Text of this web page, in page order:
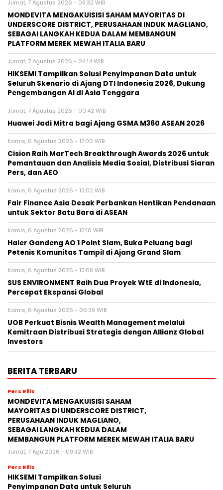
Jumat, 7 Agustus 2026 - 09:32 WIB
MONDEVITA MENGAKUISISI SAHAM MAYORITAS DI
UNDERSCORE DISTRICT, PERUSAHAAN INDUK MAGLIANO,
SEBAGAI LANGKAH KEDUA DALAM MEMBANGUN
PLATFORM MEREK MEWAH ITALIA BARU
Jumat, 7 Agustus 2026 - 04:14 WIB
HIKSEMI Tampilkan Solusi Penyimpanan Data untuk
Seluruh Skenario di Ajang DTI Indonesia 2026, Dukung
Pengembangan AI di Asia Tenggara
Jumat, 7 Agustus 2026 - 00:42 WIB
Huawei Jadi Mitra bagi Ajang GSMA M360 ASEAN 2026
Kamis, 6 Agustus 2026 - 17:00 WIB
Cision Raih MarTech Breakthrough Awards 2026 untuk
Pemantauan dan Analisis Media Sosial, Distribusi Siaran
Pers, dan AEO
Kamis, 6 Agustus 2026 - 13:02 WIB
Fair Finance Asia Desak Perbankan Hentikan Pendanaan
untuk Sektor Batu Bara di ASEAN
Kamis, 6 Agustus 2026 - 12:10 WIB
Haier Gandeng AO 1 Point Slam, Buka Peluang bagi
Petenis Komunitas Tampil di Ajang Grand Slam
Kamis, 6 Agustus 2026 - 12:08 WIB
SUS ENVIRONMENT Raih Dua Proyek WtE di Indonesia,
Percepat Ekspansi Global
Kamis, 6 Agustus 2026 - 06:39 WIB
UOB Perkuat Bisnis Wealth Management melalui
Kemitraan Distribusi Strategis dengan Allianz Global
Investors
BERITA TERBARU
Pers Rilis
MONDEVITA MENGAKUISISI SAHAM
MAYORITAS DI UNDERSCORE DISTRICT,
PERUSAHAAN INDUK MAGLIANO,
SEBAGAI LANGKAH KEDUA DALAM
MEMBANGUN PLATFORM MEREK MEWAH ITALIA BARU
Jumat, 7 Agu 2026 - 09:32 WIB
Pers Rilis
HIKSEMI Tampilkan Solusi
Penyimpanan Data untuk Seluruh